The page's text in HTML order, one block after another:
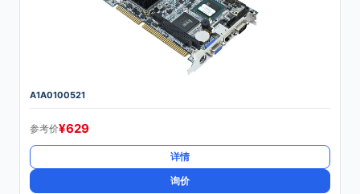
A1A0100521
参考价¥629
详情
询价